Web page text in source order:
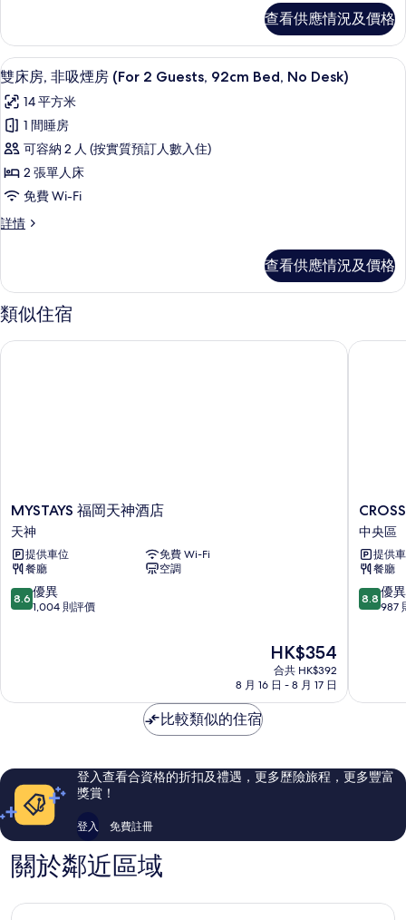
煙
房
(Single
Use,
92cm
Bed,
No
Desk)
的
相
吸
煙
房
Use,
92cm
Bed,
No
Desk)
詳
情
查看供應情況及價格
載
入
所
有
雙
床
非
煙
房
(For
2
片
4
雙床房, 非吸煙房 (For 2 Guests, 92cm Bed, No Desk)
14 平方米
1 間睡房
可容納 2 人 (按實質預訂人數入住)
2 張單人床
免費 Wi-Fi
詳情
雙
吸
煙
房
(For
2
查看供應情況及價格
類似住宿
MYSTAYS
福
岡
天
神
酒
店
MYSTAYS 福岡天神酒店
天神
提供車位
免費 Wi-Fi
餐廳
空調
8.6
分
優
評
價
評
8.6 優異
1,004 則評價
現
售
HK$354
HK$354
合共 HK$392
8 月 16 日 - 8 月 17 日
MYSTAYS 福岡天神酒店
CROSS
LIFE
博
多
天
神
-
假
區
中央區
提供
餐廳
8.8
分
優
評
價
8.8 優異
987
CROSS
比較類似的住宿
登入查看合資格的折扣及禮遇，更多歷險旅程，更多豐富
獎賞！
登入 免費註冊
關於鄰近區域